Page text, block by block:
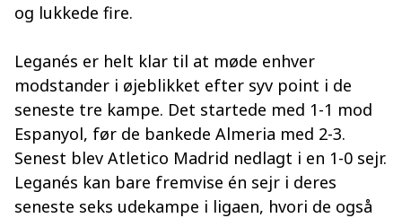
og lukkede fire.
Leganés er helt klar til at møde enhver
modstander i øjeblikket efter syv point i de
seneste tre kampe. Det startede med 1-1 mod
Espanyol, før de bankede Almeria med 2-3.
Senest blev Atletico Madrid nedlagt i en 1-0 sejr.
Leganés kan bare fremvise én sejr i deres
seneste seks udekampe i ligaen, hvori de også